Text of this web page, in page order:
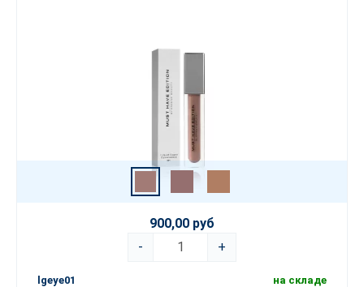
900,00 руб
-
+
lgeye01 на складе